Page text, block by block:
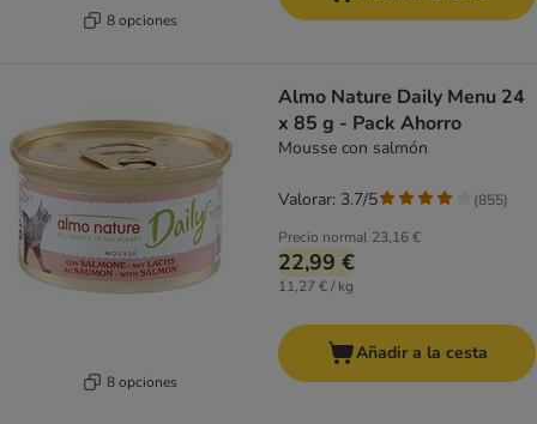
8 opciones
8 opciones
Almo Nature Daily Menu 24
x 85 g - Pack Ahorro
Mousse con salmón
Precio normal 23,16 €
22,99 €
11,27 € / kg
Valorar: 3.7/5 (855)
Añadir a la cesta